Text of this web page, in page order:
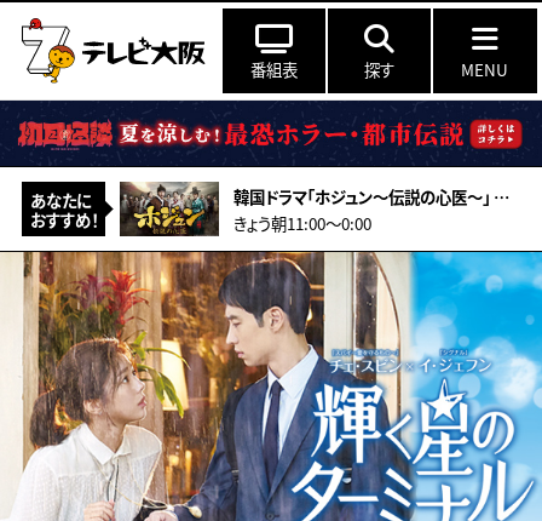
番組表 探す MENU
あなたに
おすすめ！
韓国ドラマ「ホジュン～伝説の心医～」 ＃27（字幕スーパー）
きょう朝11:00～0:00